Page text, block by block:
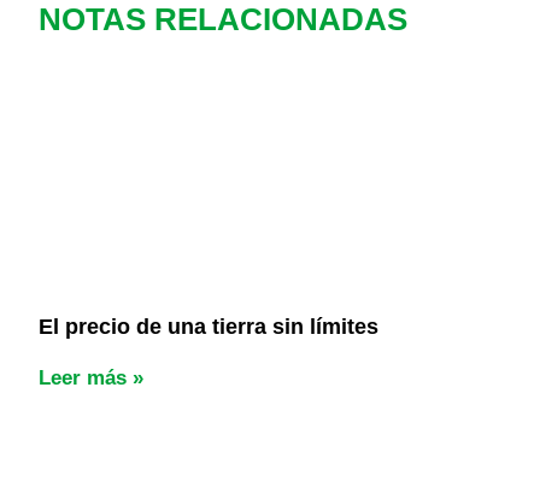
NOTAS RELACIONADAS
El precio de una tierra sin límites
Leer más »